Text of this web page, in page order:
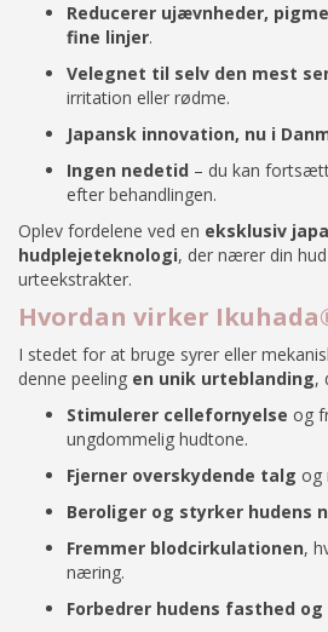
Reducerer ujævnheder,
fine linjer.
Velegnet til selv den mest
irritation eller rødme.
Japansk innovation, nu i
Ingen nedetid – du kan
efter behandlingen.
Oplev fordelene ved en eksklusiv
hudplejeteknologi, der nærer din
urteekstrakter.
Hvordan virker
I stedet for at bruge syrer eller
denne peeling en unik urteblanding,
Stimulerer cellefornyelse og
ungdommelig hudtone.
Fjerner overskydende talg og
Beroliger og styrker hudens
Fremmer blodcirkulationen,
næring.
Forbedrer hudens fasthed